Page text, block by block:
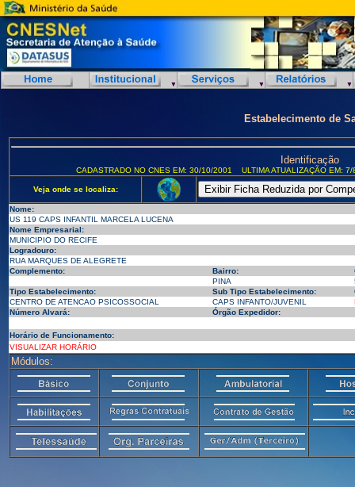
Estabelecimento de
Identificação
CADASTRADO NO CNES EM: 30/10/2001 ULTIMA ATUALIZAÇÃO EM:
Veja onde se localiza:
Nome:
US 119 CAPS INFANTIL MARCELA LUCENA
Nome Empresarial:
MUNICIPIO DO RECIFE
Logradouro:
RUA MARQUES DE ALEGRETE
Complemento:
Bairro:
PINA
Tipo Estabelecimento:
Sub Tipo Estabelecimento:
CENTRO DE ATENCAO PSICOSSOCIAL
CAPS INFANTO/JUVENIL
Número Alvará:
Órgão Expedidor:
Horário de Funcionamento:
VISUALIZAR HORÁRIO
Módulos: